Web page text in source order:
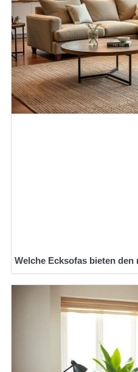
Welche Ecksofas bieten